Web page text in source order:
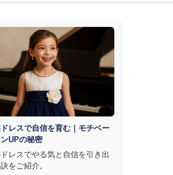
レスで自信を育む｜モチベー
UPの秘密
レスでやる気と自信を引き出
をご紹介。